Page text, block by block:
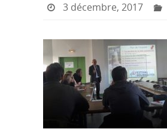
3 décembre, 2017